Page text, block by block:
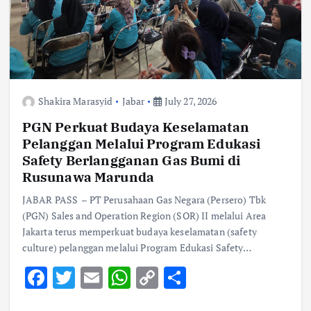
Shakira Marasyid Jabar July 27, 2026
PGN Perkuat Budaya Keselamatan
Pelanggan Melalui Program Edukasi
Safety Berlangganan Gas Bumi di
Rusunawa Marunda
JABAR PASS – PT Perusahaan Gas Negara (Persero) Tbk
(PGN) Sales and Operation Region (SOR) II melalui Area
Jakarta terus memperkuat budaya keselamatan (safety
culture) pelanggan melalui Program Edukasi Safety…
F T E W C S